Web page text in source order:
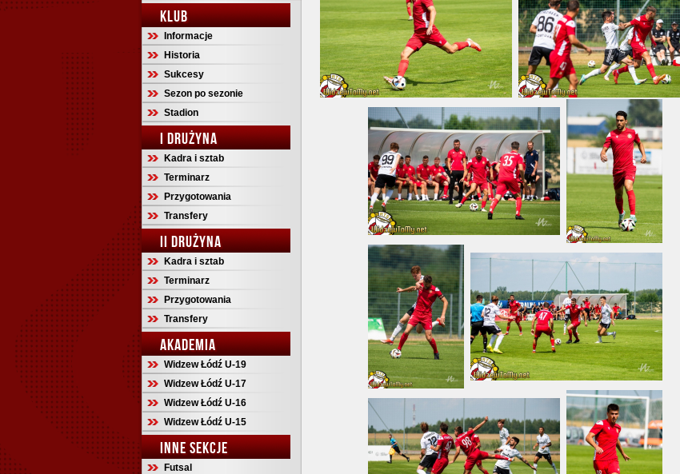
KLUB
Informacje
Historia
Sukcesy
Sezon po sezonie
Stadion
I DRUŻYNA
Kadra i sztab
Terminarz
Przygotowania
Transfery
II DRUŻYNA
Kadra i sztab
Terminarz
Przygotowania
Transfery
AKADEMIA
Widzew Łódź U-19
Widzew Łódź U-17
Widzew Łódź U-16
Widzew Łódź U-15
INNE SEKCJE
Futsal